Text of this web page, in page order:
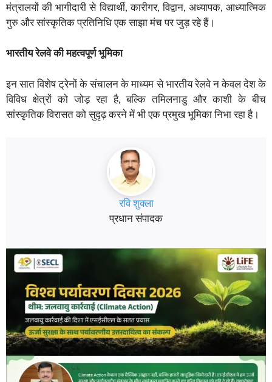
मंत्रालयों की भागीदारी से विद्यार्थी, कारीगर, विद्वान, अध्यापक, आध्यात्मिक
गुरु और सांस्कृतिक प्रतिनिधि एक साझा मंच पर जुड़ रहे हैं।
भारतीय रेलवे की महत्वपूर्ण भूमिका
इन सात विशेष ट्रेनों के संचालन के माध्यम से भारतीय रेलवे न केवल देश के
विविध क्षेत्रों को जोड़ रहा है, बल्कि तमिलनाडु और काशी के बीच
सांस्कृतिक विरासत को सुदृढ़ करने में भी एक प्रमुख भूमिका निभा रहा है।
रवि शुक्ला
प्रधान संपादक